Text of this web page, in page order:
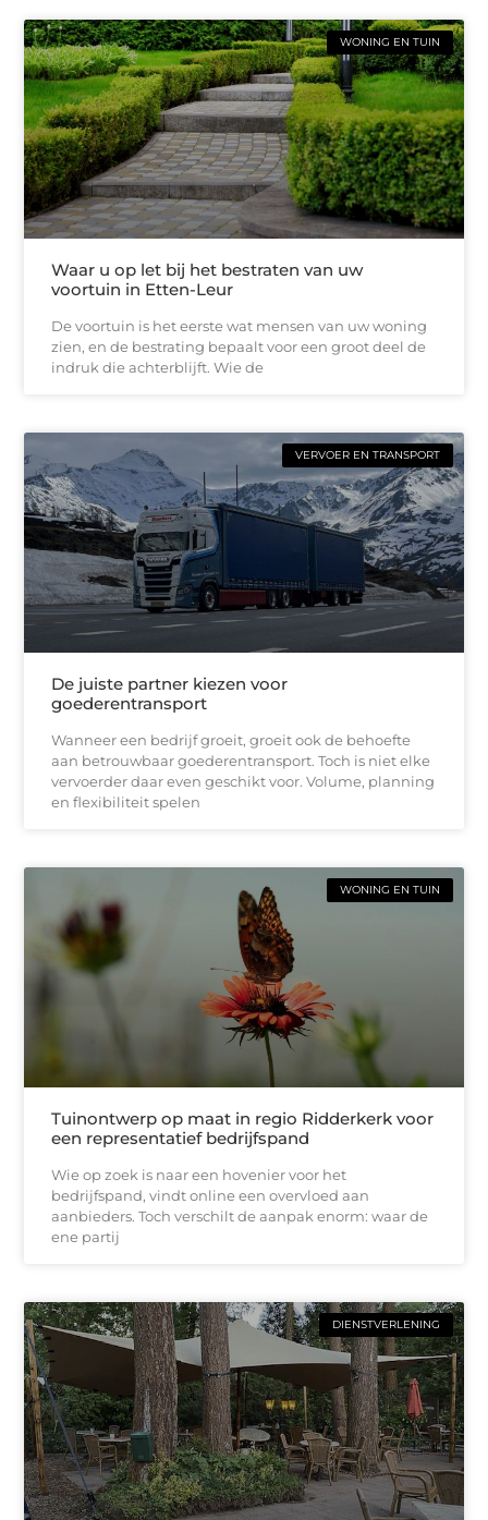
WONING EN TUIN
Waar u op let bij het bestraten van uw
voortuin in Etten-Leur
De voortuin is het eerste wat mensen van uw woning
zien, en de bestrating bepaalt voor een groot deel de
indruk die achterblijft. Wie de
VERVOER EN TRANSPORT
De juiste partner kiezen voor
goederentransport
Wanneer een bedrijf groeit, groeit ook de behoefte
aan betrouwbaar goederentransport. Toch is niet elke
vervoerder daar even geschikt voor. Volume, planning
en flexibiliteit spelen
WONING EN TUIN
Tuinontwerp op maat in regio Ridderkerk voor
een representatief bedrijfspand
Wie op zoek is naar een hovenier voor het
bedrijfspand, vindt online een overvloed aan
aanbieders. Toch verschilt de aanpak enorm: waar de
ene partij
DIENSTVERLENING